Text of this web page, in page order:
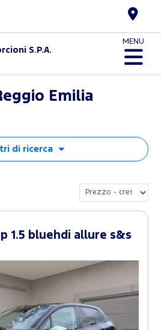
S.P.A.
MENU
Emilia
di ricerca
1.5 bluehdi allure s&s